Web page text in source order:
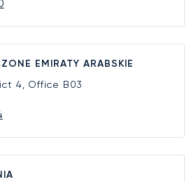
EMIRATY ARABSKIE
4, Office B03